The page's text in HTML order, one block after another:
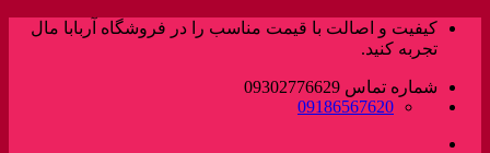
پرش
کیفیت و اصالت با قیمت مناسب را در فروشگاه آربابا مال
تجربه کنید.
شماره تماس 09302776629
09186567620